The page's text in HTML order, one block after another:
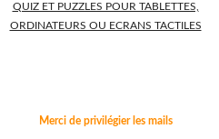
QUIZ ET PUZZLES POUR TABLETTES,
ORDINATEURS OU ECRANS TACTILES
Merci de privilégier les mails